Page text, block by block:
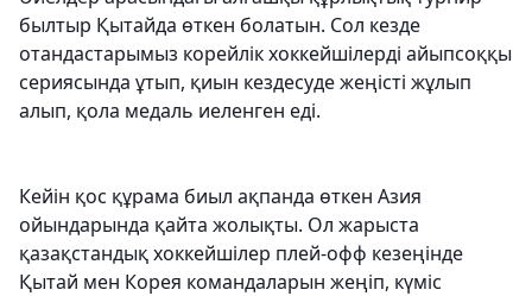
былтыр Қытайда өткен болатын. Сол кезде
отандастарымыз корейлік хоккейшілерді айыпсоққы
сериясында ұтып, қиын кездесуде жеңісті жұлып
алып, қола медаль иеленген еді.
Кейін қос құрама биыл ақпанда өткен Азия
ойындарында қайта жолықты. Ол жарыста
қазақстандық хоккейшілер плей-офф кезеңінде
Қытай мен Корея командаларын жеңіп, күміс